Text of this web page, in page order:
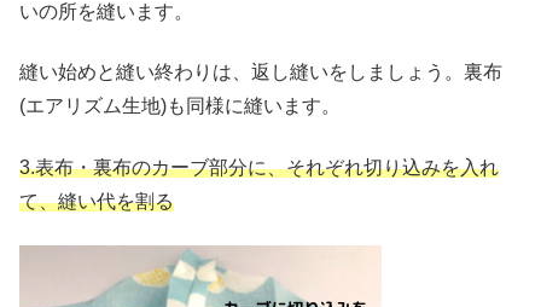
いの所を縫います。
縫い始めと縫い終わりは、返し縫いをしましょう。裏布
(エアリズム生地)も同様に縫います。
3.表布・裏布のカーブ部分に、それぞれ切り込みを入れ
て、縫い代を割る